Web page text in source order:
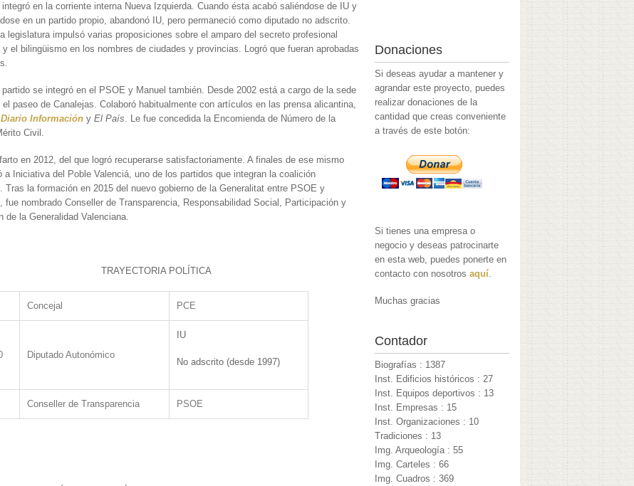
integró en la corriente interna Nueva Izquierda. Cuando ésta acabó saliéndose de IU y
en un partido propio, abandonó IU, pero permaneció como diputado no adscrito.
legislatura impulsó varias proposiciones sobre el amparo del secreto profesional
el bilingüismo en los nombres de ciudades y provincias. Logró que fueran aprobadas
partido se integró en el PSOE y Manuel también. Desde 2002 está a cargo de la sede
el paseo de Canalejas. Colaboró habitualmente con artículos en las prensa alicantina,
Diario Información yEl País. Le fue concedida la Encomienda de Número de la
Civil.
en 2012, del que logró recuperarse satisfactoriamente. A finales de ese mismo
a Iniciativa del Poble Valenciá, uno de los partidos que integran la coalición
Tras la formación en 2015 del nuevo gobierno de la Generalitat entre PSOE y
fue nombrado Conseller de Transparencia, Responsabilidad Social, Participación y
de la Generalidad Valenciana.
TRAYECTORIA POLÍTICA
Concejal PCE
Diputado Autonómico
IU
No adscrito (desde 1997)
Conseller de Transparencia PSOE
Donaciones
Si deseas ayudar a mantener y
agrandar este proyecto, puedes
realizar donaciones de la
cantidad que creas conveniente
a través de este botón:
Si tienes una empresa o
negocio y deseas patrocinarte
en esta web, puedes ponerte en
contacto con nosotrosaquí.
Muchas gracias
Contador
Biografías : 1387
Inst. Edificios históricos : 27
Inst. Equipos deportivos : 13
Inst. Empresas : 15
Inst. Organizaciones : 10
Tradiciones : 13
Img. Arqueología : 55
Img. Carteles : 66
Img. Cuadros : 369